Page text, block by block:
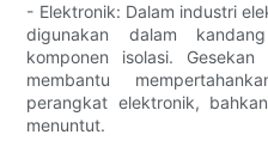
- Elektronik: Dalam industri
digunakan dalam
komponen isolasi.
membantu
perangkat elektronik,
menuntut.